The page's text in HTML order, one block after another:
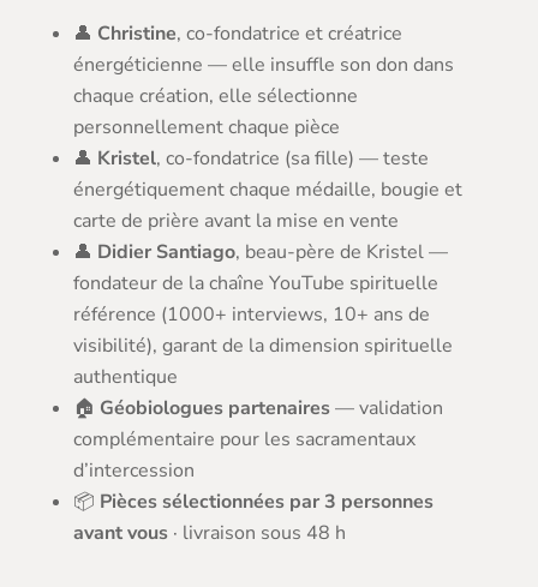
👤 Christine, co-fondatrice et créatrice
énergéticienne — elle insuffle son don dans
chaque création, elle sélectionne
personnellement chaque pièce
👤 Kristel, co-fondatrice (sa fille) — teste
énergétiquement chaque médaille, bougie et
carte de prière avant la mise en vente
👤 Didier Santiago, beau-père de Kristel —
fondateur de la chaîne YouTube spirituelle
référence (1000+ interviews, 10+ ans de
visibilité), garant de la dimension spirituelle
authentique
🏠 Géobiologues partenaires— validation
complémentaire pour les sacramentaux
d’intercession
📦 Pièces sélectionnées par 3 personnes
avant vous· livraison sous 48 h